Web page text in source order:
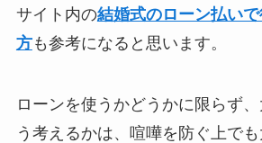
サイト内の結婚式のローン払い
方も参考になると思います。
ローンを使うかどうかに限らず
う考えるかは、喧嘩を防ぐ上で